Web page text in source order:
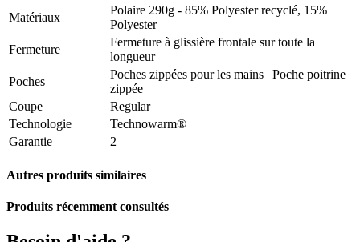
Matériaux
Polaire 290g - 85% Polyester recyclé, 15%
Polyester
Fermeture
Fermeture à glissière frontale sur toute la
longueur
Poches
Poches zippées pour les mains | Poche poitrine
zippée
Coupe
Regular
Technologie
Technowarm®
Garantie
2
Autres produits similaires
Produits récemment consultés